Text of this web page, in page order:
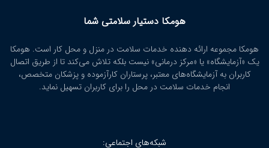
هومکا دستیار سلامتی شما
هومکا مجموعه ارائه‌ دهنده خدمات سلامت در منزل و محل کار است. هومکا
یک «آزمایشگاه» یا «مرکز درمانی» نیست بلکه تلاش می‌کند تا از طریق اتصال
کاربران به آزمایشگاه‌های معتبر، پرستاران کارآزموده و پزشکان متخصص،
انجام خدمات سلامت در محل را برای کاربران تسهیل نماید.
شبکه‌های اجتماعی: